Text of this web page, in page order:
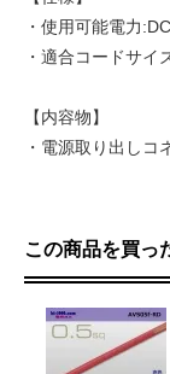
・使用可能電力
・適合コードサイ
【内容物】
・電源取り出しコ
この商品を買っ